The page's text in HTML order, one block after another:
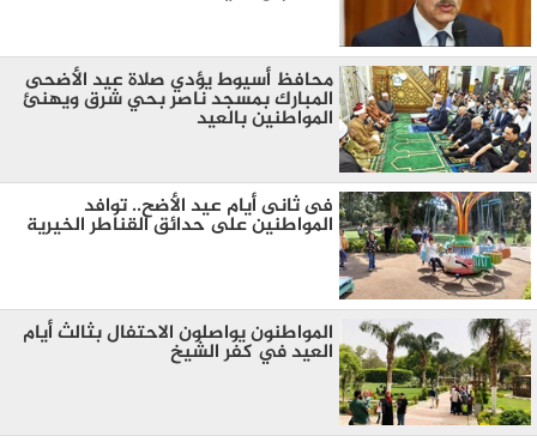
محافظ أسيوط يؤدي صلاة عيد الأضحى
المبارك بمسجد ناصر بحي شرق ويهنئ
المواطنين بالعيد
فى ثانى أيام عيد الأضح.. توافد
المواطنين على حدائق القناطر الخيرية
المواطنون يواصلون الاحتفال بثالث أيام
العيد في كفر الشيخ